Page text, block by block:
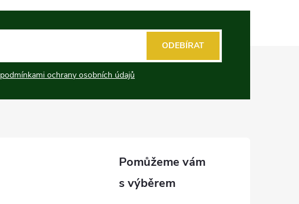
podmínkami ochrany osobních údajů
ODEBÍRAT